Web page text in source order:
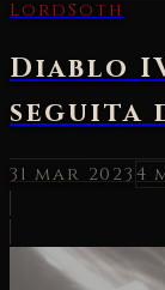
LordSoth
Diablo
seguita
31 mar 20234